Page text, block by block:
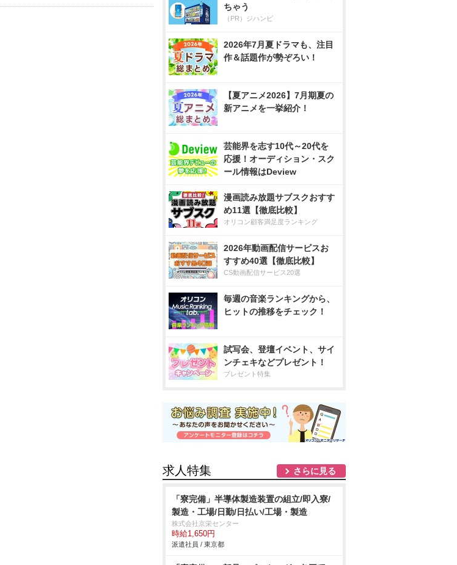
ちゃう
（PR）ジハンピ
2026年7月夏ドラマも、注目
作＆話題作が勢ぞろい！
【夏アニメ2026】7月期夏の
新アニメを一挙紹介！
芸能界を志す10代～20代を
応援！オーディション・スク
ール情報はDeview
漫画読み放題サブスクおすす
め11選【徹底比較】
オリコン顧客満足度ランキング
2026年動画配信サービスお
すすめ40選【徹底比較】
CS動画配信サービス20選
毎週の音楽ランキングから、
ヒットの推移をチェック！
試写会、登壇イベント、サイ
ンチェキなどプレゼント！
プレゼント特集
求人特集 さらに見る
「寮完備」半導体製造装置の組立/即入寮/
製造・工場/日勤/日払い/工場・製造
株式会社京栄センター
時給1,650円
派遣社員 / 東京都